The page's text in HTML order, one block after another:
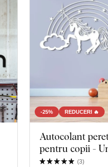
Sport
-25% REDUCERI 🔥
Autocolant
pentru copii -
(3)